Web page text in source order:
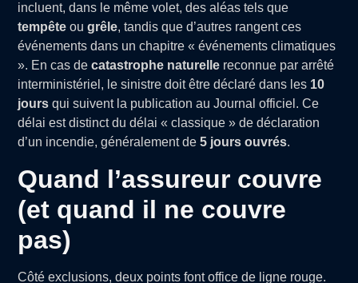
incluent, dans le même volet, des aléas tels que
tempête ougrêle, tandis que d’autres rangent ces
événements dans un chapitre « événements climatiques
». En cas decatastrophe naturelle reconnue par arrêté
interministériel, le sinistre doit être déclaré dans les 10
jours qui suivent la publication au Journal officiel. Ce
délai est distinct du délai « classique » de déclaration
d’un incendie, généralement de5 jours ouvrés.
Quand l’assureur couvre
(et quand il ne couvre
pas)
Côté exclusions, deux points font office de ligne rouge.